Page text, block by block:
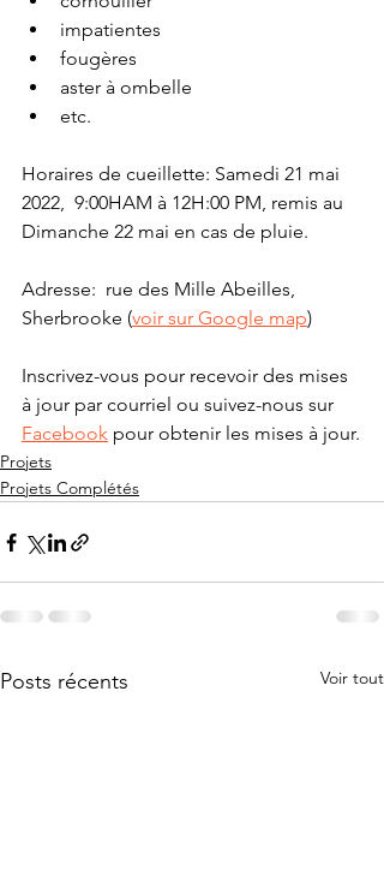
impatientes
fougères
aster à ombelle
etc.
Horaires de cueillette: Samedi 21 mai
2022,  9:00HAM à 12H:00 PM, remis au
Dimanche 22 mai en cas de pluie.
Adresse:  rue des Mille Abeilles,
Sherbrooke (voir sur Google map)
Inscrivez-vous pour recevoir des mises
à jour par courriel ou suivez-nous sur
Facebook pour obtenir les mises à jour.
Projets
Projets Complétés
Posts récents Voir tout